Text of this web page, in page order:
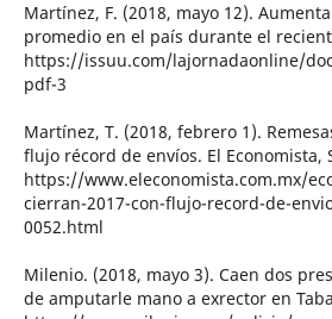
Martínez, F. (2018, mayo 12).
promedio en el país durante el
https://issuu.com/lajornadaonline/
pdf-3
Martínez, T. (2018, febrero 1).
flujo récord de envíos. El Economista,
https://www.eleconomista.com.mx/
cierran-2017-con-flujo-record-de-
0052.html
Milenio. (2018, mayo 3). Caen dos
de amputarle mano a exrector en